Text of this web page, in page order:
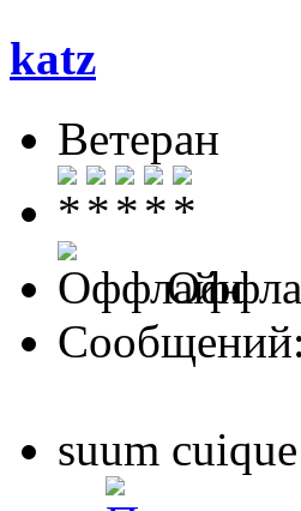
katz
Ветеран
suum cuique